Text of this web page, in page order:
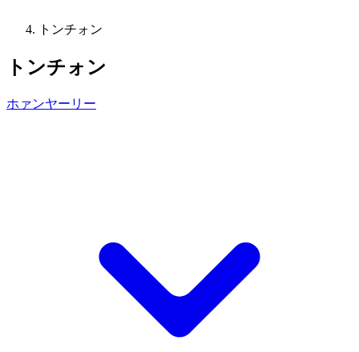
トンチォン
トンチォン
ホァンヤーリー